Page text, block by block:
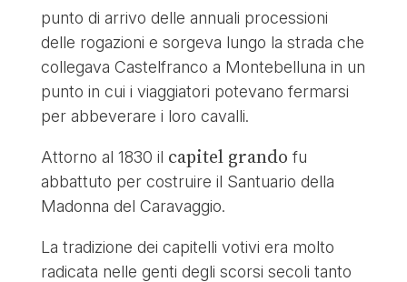
punto di arrivo delle annuali processioni
delle rogazioni e sorgeva lungo la strada che
collegava Castelfranco a Montebelluna in un
punto in cui i viaggiatori potevano fermarsi
per abbeverare i loro cavalli.
Attorno al 1830 il capitel grando fu
abbattuto per costruire il Santuario della
Madonna del Caravaggio.
La tradizione dei capitelli votivi era molto
radicata nelle genti degli scorsi secoli tanto